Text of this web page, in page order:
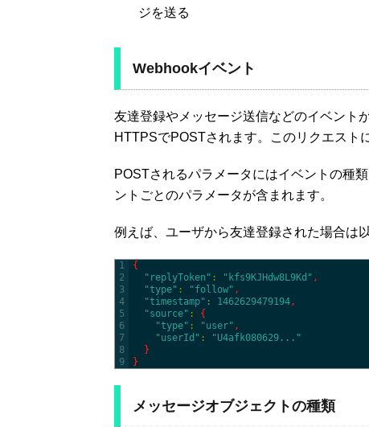
ジを送る
Webhookイベント
友達登録やメッセージ送信などのイベント
HTTPSでPOSTされます。このリクエスト
POSTされるパラメータにはイベントの種
ントごとのパラメータが含まれます。
例えば、ユーザから友達登録された場合は
1
2
3
4
5
6
7
8
9
{
"replyToken" : "kfs9KJHdw8L9Kd" ,
"type" : "follow" ,
"timestamp" : 1462629479194,
"source" :
{
"type" : "user" ,
"userId" :
"U4afk080629..."
}
}
メッセージオブジェクトの種類